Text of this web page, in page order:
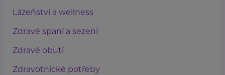
Lázeňství a wellness
Zdravé spaní a sezení
Zdravé obutí
Zdravotnické potřeby